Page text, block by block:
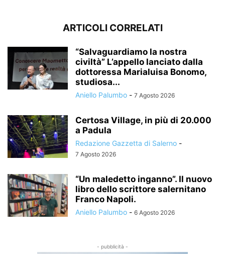
ARTICOLI CORRELATI
“Salvaguardiamo la nostra
civiltà” L’appello lanciato dalla
dottoressa Marialuisa Bonomo,
studiosa...
Aniello Palumbo - 7 Agosto 2026
Certosa Village, in più di 20.000
a Padula
Redazione Gazzetta di Salerno -
7 Agosto 2026
“Un maledetto inganno”. Il nuovo
libro dello scrittore salernitano
Franco Napoli.
Aniello Palumbo - 6 Agosto 2026
- pubblicità -